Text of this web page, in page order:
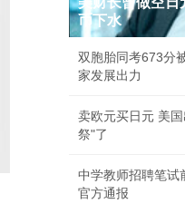
币下水
双胞胎同考673分
家发展出力
卖欧元买日元 美
祭"了
中学教师招聘笔试
官方通报